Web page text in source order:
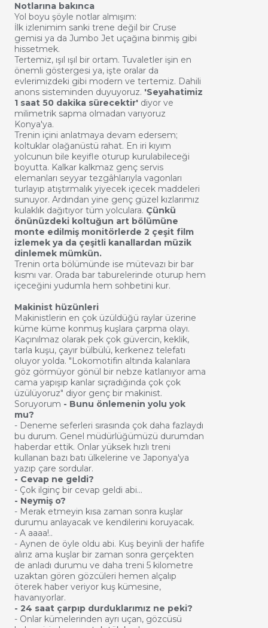
Notlarına bakınca
Yol boyu şöyle notlar almışım:
İlk izlenimim sanki trene değil bir Cruse
gemisi ya da Jumbo Jet uçağına binmiş gibi
hissetmek.
Tertemiz, ışıl ışıl bir ortam. Tuvaletler işin en
önemli göstergesi ya, işte oralar da
evlerimizdeki gibi modern ve tertemiz. Dahili
anons sisteminden duyuyoruz. 'Seyahatimiz
1 saat 50 dakika sürecektir' diyor ve
milimetrik sapma olmadan varıyoruz
Konya'ya.
Trenin içini anlatmaya devam edersem;
koltuklar olağanüstü rahat. En iri kıyım
yolcunun bile keyifle oturup kurulabileceği
boyutta. Kalkar kalkmaz genç servis
elemanları seyyar tezgâhlarıyla vagonları
turlayıp atıştırmalık yiyecek içecek maddeleri
sunuyor. Ardından yine genç güzel kızlarımız
kulaklık dağıtıyor tüm yolculara. Çünkü
önünüzdeki koltuğun art bölümüne
monte edilmiş monitörlerde 2 çeşit film
izlemek ya da çeşitli kanallardan müzik
dinlemek mümkün.
Trenin orta bölümünde ise mütevazı bir bar
kısmı var. Orada bar taburelerinde oturup hem
içeceğini yudumla hem sohbetini kur.
Makinist hüzünleri
Makinistlerin en çok üzüldüğü raylar üzerine
küme küme konmuş kuşlara çarpma olayı.
Kaçınılmaz olarak pek çok güvercin, keklik,
tarla kuşu, çayır bülbülü, kerkenez telefatı
oluyor yolda. "Lokomotifin altında kalanlara
göz görmüyor gönül bir nebze katlanıyor ama
cama yapışıp kanlar sıçradığında çok çok
üzülüyoruz" diyor genç bir makinist.
Soruyorum - Bunu önlemenin yolu yok
mu?
- Deneme seferleri sırasında çok daha fazlaydı
bu durum. Genel müdürlüğümüzü durumdan
haberdar ettik. Onlar yüksek hızlı treni
kullanan bazı batı ülkelerine ve Japonya'ya
yazıp çare sordular.
- Cevap ne geldi?
- Çok ilginç bir cevap geldi abi...
- Neymiş o?
- Merak etmeyin kısa zaman sonra kuşlar
durumu anlayacak ve kendilerini koruyacak.
- A aaaa!..
- Aynen de öyle oldu abi. Kuş beyinli der hafife
alırız ama kuşlar bir zaman sonra gerçekten
de anladı durumu ve daha treni 5 kilometre
uzaktan gören gözcüleri hemen alçalıp
öterek haber veriyor kuş kümesine,
havanıyorlar.
- 24 saat çarpıp durduklarımız ne peki?
- Onlar kümelerinden ayrı uçan, gözcüsü